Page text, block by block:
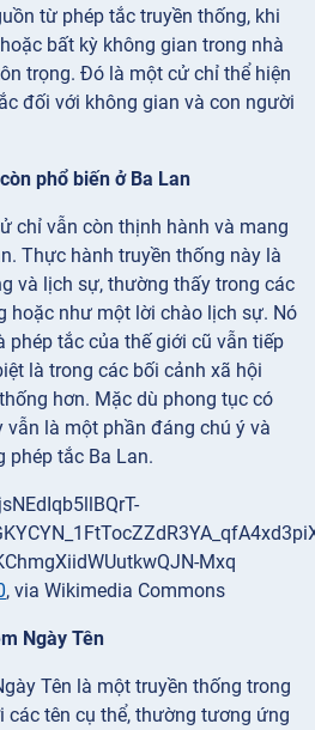
từ phép tắc truyền thống, khi
bất kỳ không gian trong nhà
trọng. Đó là một cử chỉ thể hiện
đối với không gian và con người
phổ biến ở Ba Lan
chỉ vẫn còn thịnh hành và mang
Thực hành truyền thống này là
và lịch sự, thường thấy trong các
hoặc như một lời chào lịch sự. Nó
phép tắc của thế giới cũ vẫn tiếp
là trong các bối cảnh xã hội
hơn. Mặc dù phong tục có
vẫn là một phần đáng chú ý và
phép tắc Ba Lan.
, via Wikimedia Commons
Ngày Tên
Tên là một truyền thống trong
các tên cụ thể, thường tương ứng